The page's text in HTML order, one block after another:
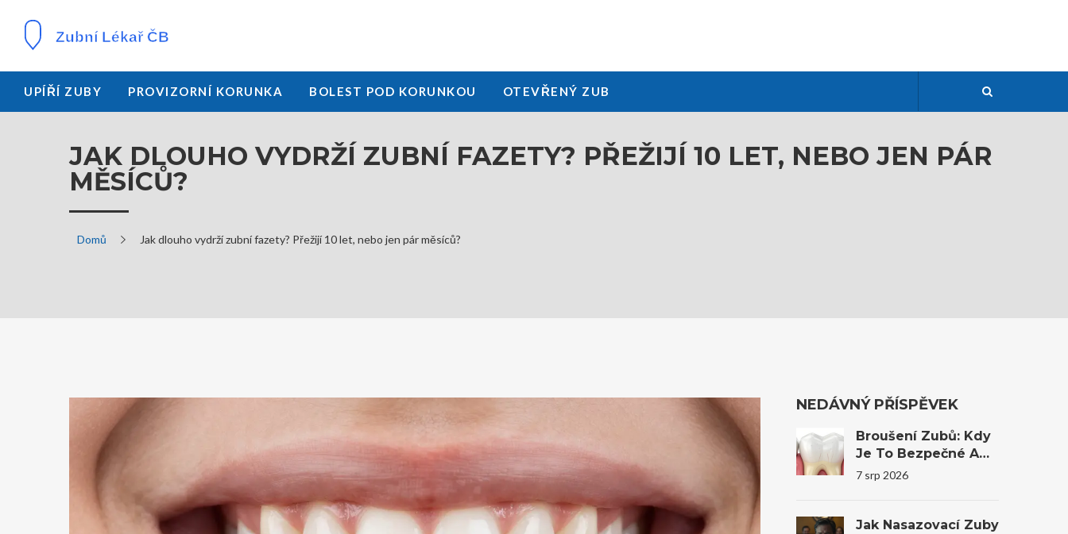
UPÍŘÍ ZUBY PROVIZORNÍ KORUNKA BOLEST POD KORUNKOU OTEVŘENÝ ZUB
JAK DLOUHO VYDRŽÍ ZUBNÍ FAZETY? PŘEŽIJÍ 10 LET, NEBO JEN PÁR
MĚSÍCŮ?
Domů Jak dlouho vydrží zubní fazety? Přežijí 10 let, nebo jen pár měsíců?
NEDÁVNÝ PŘÍSPĚVEK
Broušení Zubů: Kdy
Je To Bezpečné A
Kdy Bys Měl Raději
7 srp 2026
Jak Nasazovací Zuby